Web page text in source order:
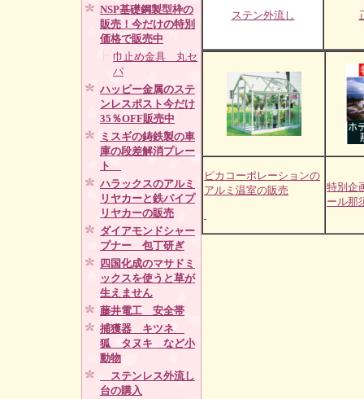
NSP基礎鋼製型枠の
販売！今だけの特別
価格で販売中
巾止め金具 丸セ
パ
ハッピー金属のステ
ンレスポスト今だけ
35％OFF販売中
ミスギの鋳鉄製の車
庫の段差解消プレー
ト
ハラックスのアルミ
リヤカーと鉄パイプ
リヤカーの販売
ダイアモンドシャー
プナー 包丁研ぎ
四国化成のマサドミ
ックスを使うと草が
生えません
藤井電工 安全帯
捕獲器 キツネ
狐 タヌキ など小
動物
ステンレス外流し
台の購入
ステン外流し
ピカコーポレーションの
アルミ温室の販売
特別企
ール那